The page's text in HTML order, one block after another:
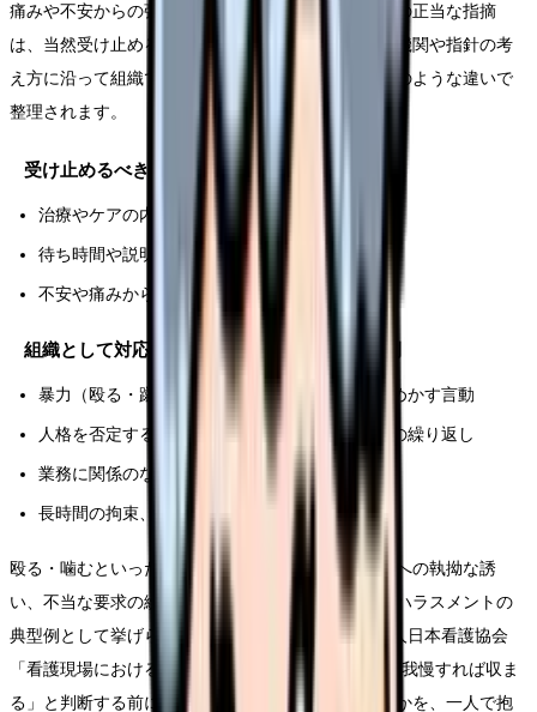
痛みや不安からの強い要望、説明への質問、ケアへの正当な指摘
は、当然受け止めるべきものです。線引きは、医療機関や指針の考
え方に沿って組織で判断するものですが、一般に次のような違いで
整理されます。
受け止めるべき「正当な要望」の例
治療やケアの内容についての質問・確認
待ち時間や説明不足への、節度ある申し出
不安や痛みからくる、一時的な強い訴え
組織として対応すべき「著しい迷惑行為」の例
暴力（殴る・蹴る・噛むなど）や、暴力をほのめかす言動
人格を否定する暴言、土下座などの不当な要求の繰り返し
業務に関係のない私的な誘いや、性的な言動
長時間の拘束、繰り返される不当なクレーム
殴る・噛むといった身体的な暴力や、食事・デートへの執拗な誘
い、不当な要求の繰り返しは、看護師さんが受けるハラスメントの
典型例として挙げられています(Source: 公益社団法人日本看護協会
「看護現場におけるハラスメント対策」)。「自分が我慢すれば収ま
る」と判断する前に、それが組織で対応すべき範囲かを、一人で抱